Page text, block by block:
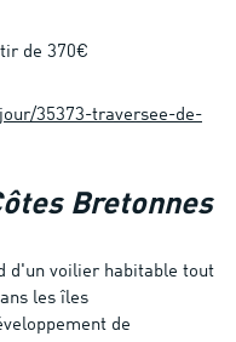
de 370€
35373-traversee-de-
Bretonnes
d'un voilier habitable tout
les îles
de